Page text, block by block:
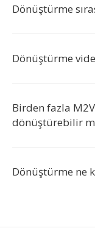
Dönüştürme
Dönüştürme
Birden fazla M2V
dönüştürebilir
Dönüştürme ne